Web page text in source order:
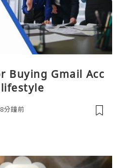
Buying Gmail Acc
分鐘前